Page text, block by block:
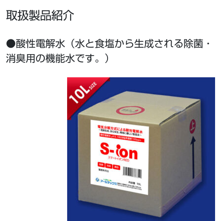
取扱製品紹介
●酸性電解水（水と食塩から生成される除菌・
消臭用の機能水です。）